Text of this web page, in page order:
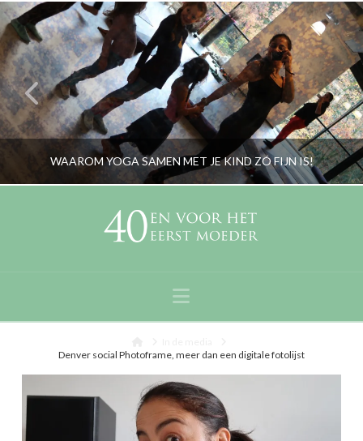
WAAROM YOGA SAMEN MET JE KIND ZÓ FIJN IS!
RORYBLOKZIJL
Navigation
Denver social Photoframe, meer dan een digitale fotolijst